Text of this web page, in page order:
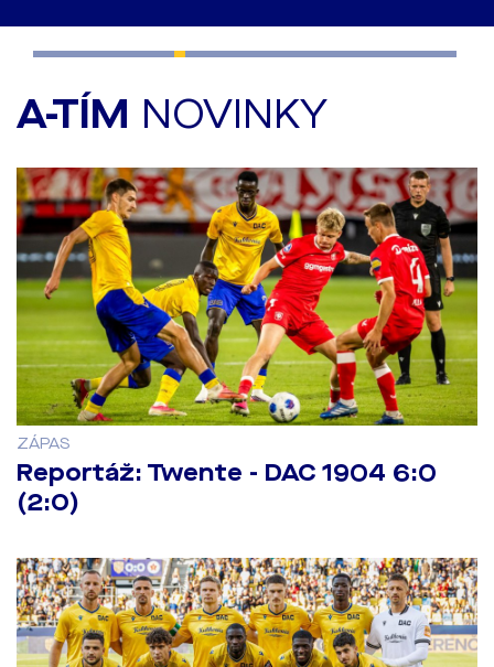
A-TÍM NOVINKY
ZÁPAS
Reportáž: Twente - DAC 1904 6:0
(2:0)